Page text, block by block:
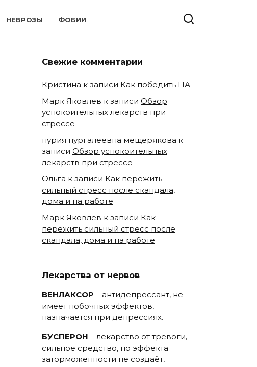
НЕВРОЗЫ ФОБИИ
Свежие комментарии
Кристина к записи Как победить ПА
Марк Яковлев к записи Обзор
успокоительных лекарств при
стрессе
нурия нургалеевна мещерякова к
записи Обзор успокоительных
лекарств при стрессе
Ольга к записи Как пережить
сильный стресс после скандала,
дома и на работе
Марк Яковлев к записи Как
пережить сильный стресс после
скандала, дома и на работе
Лекарства от нервов
ВЕНЛАКСОР – антидепрессант, не
имеет побочных эффектов,
назначается при депрессиях.
БУСПЕРОН – лекарство от тревоги,
сильное средство, но эффекта
заторможенности не создаёт,